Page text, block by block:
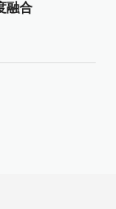
融合